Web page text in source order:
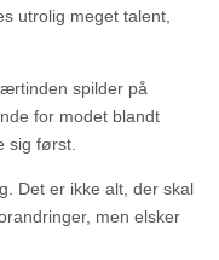
utrolig meget talent,
spilder på
for modet blandt
sig først.
Det er ikke alt, der skal
men elsker